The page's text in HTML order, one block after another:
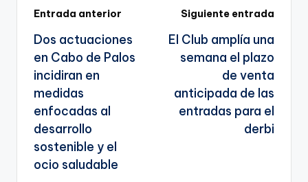
k
n
sl
a
te
Navegación
de
entradas
Entrada anterior
Dos actuaciones
en Cabo de Palos
incidiran en
medidas
enfocadas al
desarrollo
sostenible y el
ocio saludable
Siguiente entrada
El Club amplía una
semana el plazo
de venta
anticipada de las
entradas para el
derbi